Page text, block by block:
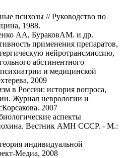
психозы // Руководство по
1988.
АА, БураковАМ. и др.
применения препаратов,
нейротрансмиссию,
абстинентного
и медицинской
2009
в России: история вопроса,
Журнал неврологии и
2007
аспекты
Вестник АМН СССР. - М.:
индивидуальной
Медиа, 2008